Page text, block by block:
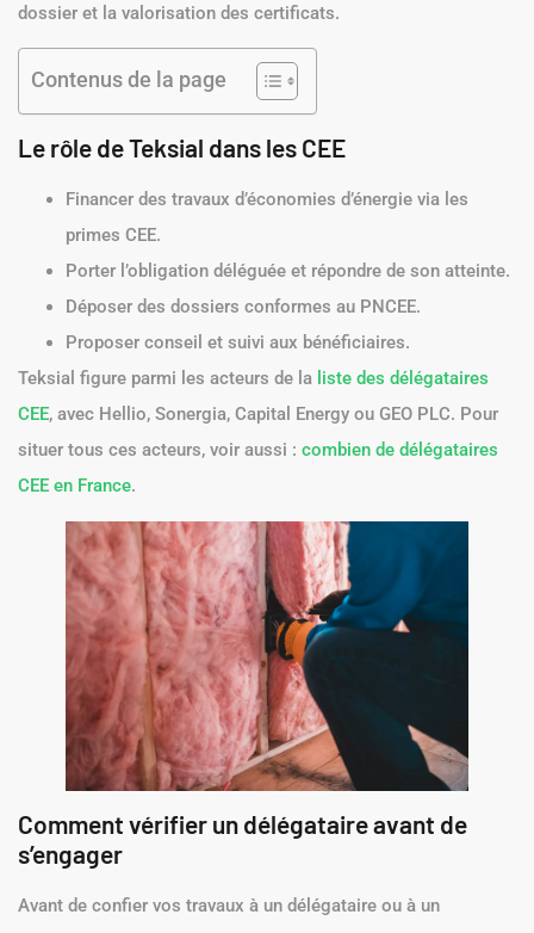
dossier et la valorisation des certificats.
Contenus de la page
Le rôle de Teksial dans les CEE
Financer des travaux d’économies d’énergie via les
primes CEE.
Porter l’obligation déléguée et répondre de son atteinte.
Déposer des dossiers conformes au PNCEE.
Proposer conseil et suivi aux bénéficiaires.
Teksial figure parmi les acteurs de la liste des délégataires
CEE, avec Hellio, Sonergia, Capital Energy ou GEO PLC. Pour
situer tous ces acteurs, voir aussi : combien de délégataires
CEE en France.
Comment vérifier un délégataire avant de
s’engager
Avant de confier vos travaux à un délégataire ou à un